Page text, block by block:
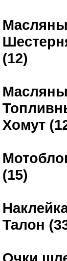
(12)
Хомут
(15)
Талон